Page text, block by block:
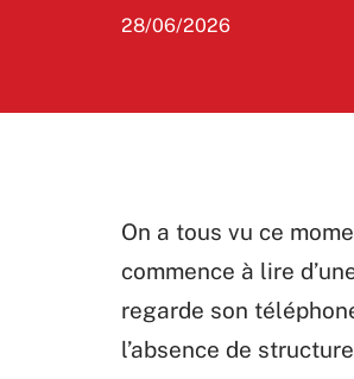
28/06/2026
On a tous vu ce
commence à lire
regarde son
l’absence de